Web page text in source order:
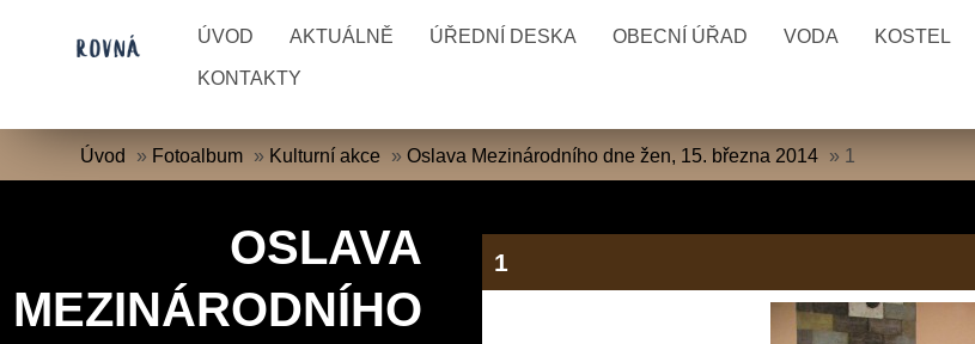
ÚVOD AKTUÁLNĚ ÚŘEDNÍ DESKA OBECNÍ ÚŘAD VODA KOSTEL
KONTAKTY
Úvod » Fotoalbum » Kulturní akce »Oslava Mezinárodního dne žen, 15. března 2014 » 1
OSLAVA
MEZINÁRODNÍHO
1